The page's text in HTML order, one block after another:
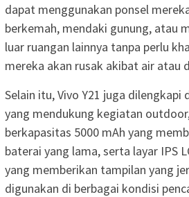
dapat menggunakan ponsel
berkemah, mendaki gunung, atau
luar ruangan lainnya tanpa perlu
mereka akan rusak akibat air atau
Selain itu, Vivo Y21 juga
yang mendukung kegiatan
berkapasitas 5000 mAh yang
baterai yang lama, serta layar IPS
yang memberikan tampilan yang
digunakan di berbagai kondisi